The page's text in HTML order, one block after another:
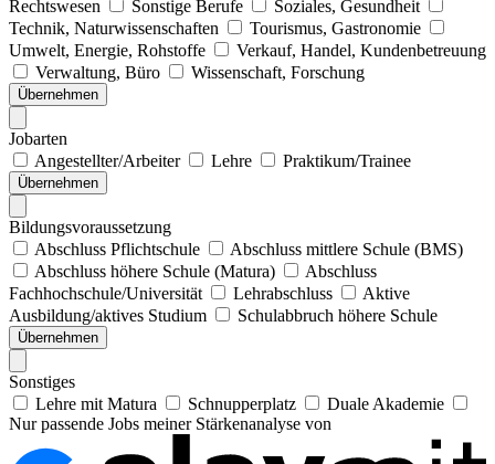
Rechtswesen
Sonstige Berufe
Soziales, Gesundheit
Technik, Naturwissenschaften
Tourismus, Gastronomie
Umwelt, Energie, Rohstoffe
Verkauf, Handel, Kundenbetreuung
Verwaltung, Büro
Wissenschaft, Forschung
Übernehmen
Jobarten
Angestellter/Arbeiter
Lehre Praktikum/Trainee
Übernehmen
Bildungsvoraussetzung
Abschluss Pflichtschule
Abschluss mittlere Schule (BMS)
Abschluss höhere Schule (Matura)
Abschluss
Fachhochschule/Universität
Lehrabschluss
Aktive
Ausbildung/aktives Studium
Schulabbruch höhere Schule
Übernehmen
Sonstiges
Lehre mit Matura
Schnupperplatz
Duale Akademie
Nur passende Jobs meiner Stärkenanalyse von